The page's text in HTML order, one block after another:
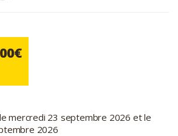
mercredi 23 septembre 2026 et le
2026